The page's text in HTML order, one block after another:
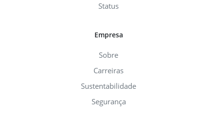
Status
Empresa
Sobre
Carreiras
Sustentabilidade
Segurança